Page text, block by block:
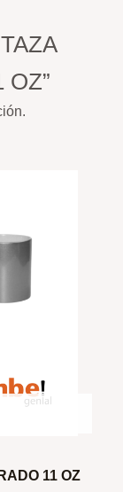
OZ”
11 OZ